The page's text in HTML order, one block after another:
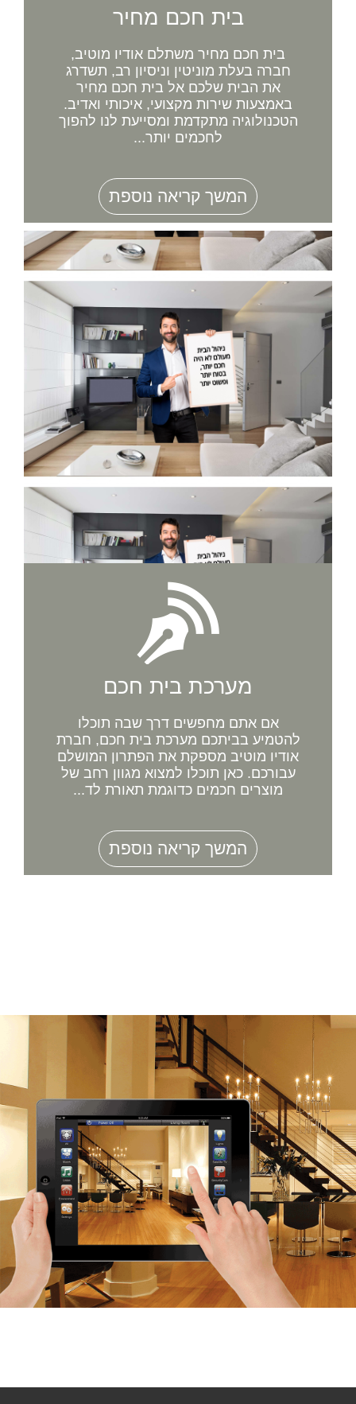
בית חכם מחיר
בית חכם מחיר משתלם אודיו מוטיב,
חברה בעלת מוניטין וניסיון רב, תשדרג
את הבית שלכם אל בית חכם מחיר
באמצעות שירות מקצועי, איכותי ואדיב.
הטכנולוגיה מתקדמת ומסייעת לנו להפוך
לחכמים יותר...
המשך קריאה נוספת
מערכת בית חכם
אם אתם מחפשים דרך שבה תוכלו
להטמיע בביתכם מערכת בית חכם, חברת
אודיו מוטיב מספקת את הפתרון המושלם
עבורכם. כאן תוכלו למצוא מגוון רחב של
מוצרים חכמים כדוגמת תאורת לד...
המשך קריאה נוספת